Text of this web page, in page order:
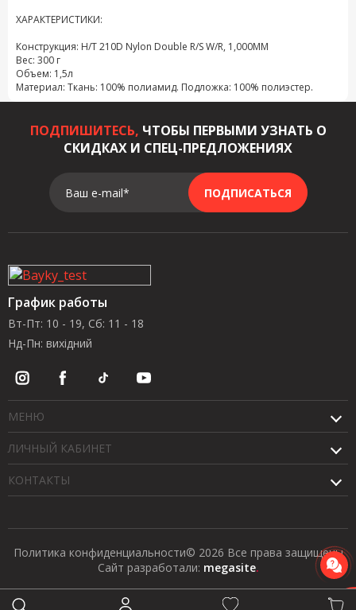
ХАРАКТЕРИСТИКИ:
Конструкция: H/T 210D Nylon Double R/S W/R, 1,000MM
Вес: 300 г
Объем: 1,5л
Материал: Ткань: 100% полиамид. Подложка: 100% полиэстер.
ПОДПИШИТЕСЬ, ЧТОБЫ ПЕРВЫМИ УЗНАТЬ О
СКИДКАХ И СПЕЦ-ПРЕДЛОЖЕНИЯХ
Ваш e-mail* ПОДПИСАТЬСЯ
График работы
Вт-Пт: 10 - 19, Сб: 11 - 18
Нд-Пн: вихідний
МЕНЮ
ЛИЧНЫЙ КАБИНЕТ
КОНТАКТЫ
Политика конфиденциальности© 2026 Все права защищены
Сайт разработали: megasite.